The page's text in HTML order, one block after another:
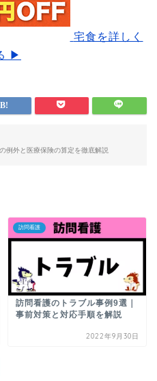
宅食を詳しく
▶
例外と医療保険の算定を徹底解説
訪問看護
訪問看護のトラブル事例9選｜
事前対策と対応手順を解説
2022年9月30日